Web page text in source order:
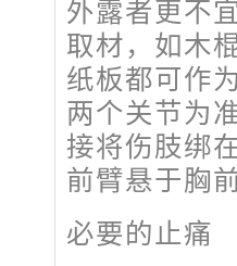
外露者更不
取材，如木
纸板都可作
两个关节为
接将伤肢绑
前臂悬于胸
必要的止痛